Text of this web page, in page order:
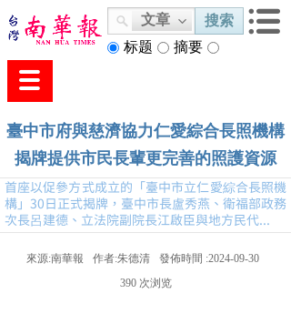
文章
搜索
标题
摘要
臺中市府與慈濟協力仁愛綜合長照機構
揭牌提供市民長輩更完善的照護資源
首座以促參方式成立的「臺中市立仁愛綜合長照機
構」30日正式揭牌，臺中市長盧秀燕、衛福部政務
次長呂建德、立法院副院長江啟臣與地方民代...
來源:南華報 作者:朱德清 發佈時間 :2024-09-30
390 次浏览